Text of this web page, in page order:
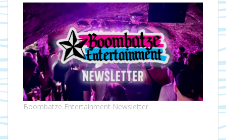
Boombatze Entertainment Newsletter